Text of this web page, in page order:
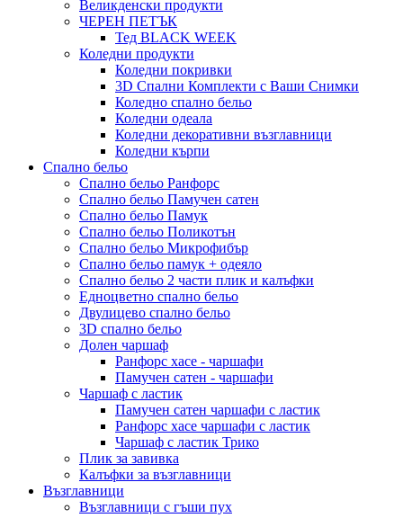
Великденски продукти
ЧЕРЕН ПЕТЪК
Тед BLACK WEEK
Коледни продукти
Коледни покривки
3D Спални Комплекти с Ваши Снимки
Коледно спално бельо
Коледни одеала
Коледни декоративни възглавници
Коледни кърпи
Спално бельо
Спално бельо Ранфорс
Спално бельо Памучен сатен
Спално бельо Памук
Спално бельо Поликотън
Спално бельо Микрофибър
Спално бельо памук + одеяло
Спално бельо 2 части плик и калъфки
Eдноцветно спално бельо
Двулицево спално бельо
3D спално бельо
Долен чаршаф
Ранфорс хасе - чаршафи
Памучен сатен - чаршафи
Чаршаф с ластик
Памучен сатен чаршафи с ластик
Ранфорс хасе чаршафи с ластик
Чаршаф с ластик Трико
Плик за завивкa
Калъфки за възглавници
Възглавници
Възглавници с гъши пух